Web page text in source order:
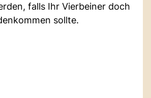
falls Ihr Vierbeiner doch
sollte.